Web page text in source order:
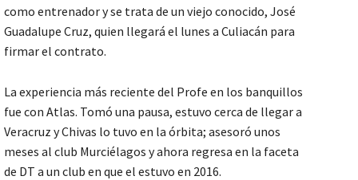
como entrenador y se trata de un viejo conocido, José
Guadalupe Cruz, quien llegará el lunes a Culiacán para
firmar el contrato.
La experiencia más reciente del Profe en los banquillos
fue con Atlas. Tomó una pausa, estuvo cerca de llegar a
Veracruz y Chivas lo tuvo en la órbita; asesoró unos
meses al club Murciélagos y ahora regresa en la faceta
de DT a un club en que el estuvo en 2016.